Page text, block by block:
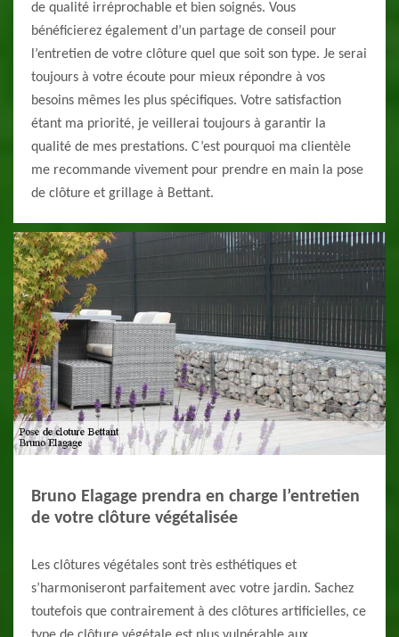
de qualité irréprochable et bien soignés. Vous
bénéficierez également d’un partage de conseil pour
l’entretien de votre clôture quel que soit son type. Je serai
toujours à votre écoute pour mieux répondre à vos
besoins mêmes les plus spécifiques. Votre satisfaction
étant ma priorité, je veillerai toujours à garantir la
qualité de mes prestations. C’est pourquoi ma clientèle
me recommande vivement pour prendre en main la pose
de clôture et grillage à Bettant.
Bruno Elagage prendra en charge l’entretien
de votre clôture végétalisée
Les clôtures végétales sont très esthétiques et
s’harmoniseront parfaitement avec votre jardin. Sachez
toutefois que contrairement à des clôtures artificielles, ce